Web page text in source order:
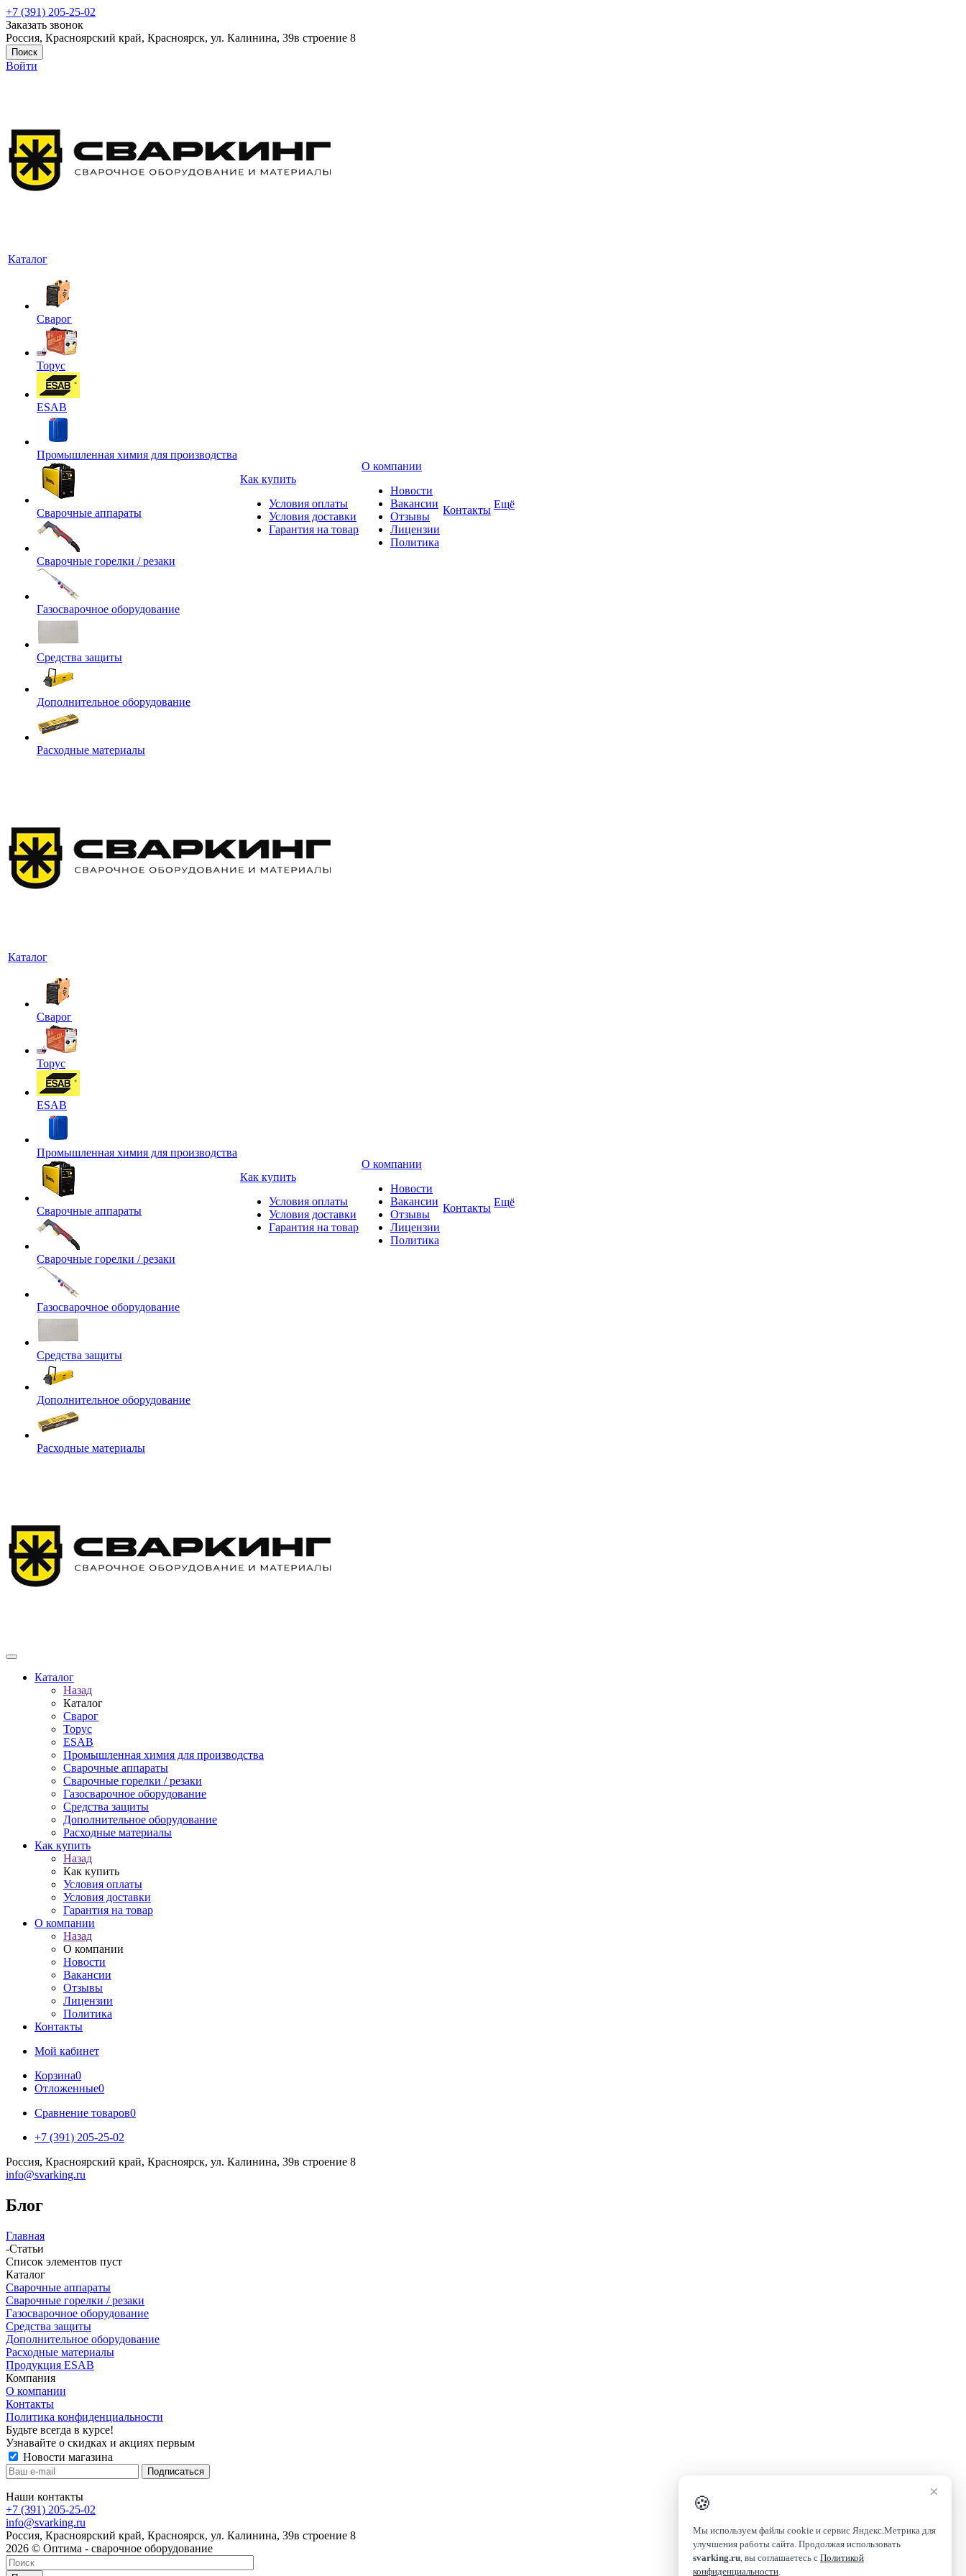
+7 (391) 205-25-02
Заказать звонок
Россия, Красноярский край, Красноярск, ул. Калинина, 39в строение 8
Поиск
Войти
Каталог
Сварог
Торус
ESAB
Промышленная химия для производства
Сварочные аппараты
Сварочные горелки / резаки
Газосварочное оборудование
Средства защиты
Дополнительное оборудование
Расходные материалы
Как купить
Условия оплаты
Условия доставки
Гарантия на товар
О компании
Новости
Вакансии
Отзывы
Лицензии
Политика
Контакты Ещё
Каталог
Сварог
Торус
ESAB
Промышленная химия для производства
Сварочные аппараты
Сварочные горелки / резаки
Газосварочное оборудование
Средства защиты
Дополнительное оборудование
Расходные материалы
Как купить
Условия оплаты
Условия доставки
Гарантия на товар
О компании
Новости
Вакансии
Отзывы
Лицензии
Политика
Контакты Ещё
Каталог
Назад
Каталог
Сварог
Торус
ESAB
Промышленная химия для производства
Сварочные аппараты
Сварочные горелки / резаки
Газосварочное оборудование
Средства защиты
Дополнительное оборудование
Расходные материалы
Как купить
Назад
Как купить
Условия оплаты
Условия доставки
Гарантия на товар
О компании
Назад
О компании
Новости
Вакансии
Отзывы
Лицензии
Политика
Контакты
Мой кабинет
Корзина0
Отложенные0
Сравнение товаров0
+7 (391) 205-25-02
Россия, Красноярский край, Красноярск, ул. Калинина, 39в строение 8
info@svarking.ru
Блог
Главная
-Статьи
Список элементов пуст
Каталог
Сварочные аппараты
Сварочные горелки / резаки
Газосварочное оборудование
Средства защиты
Дополнительное оборудование
Расходные материалы
Продукция ESAB
Компания
О компании
Контакты
Политика конфиденциальности
Будьте всегда в курсе!
Узнавайте о скидках и акциях первым
Новости магазина
Наши контакты
+7 (391) 205-25-02
info@svarking.ru
Россия, Красноярский край, Красноярск, ул. Калинина, 39в строение 8
2026 © Оптима - сварочное оборудование
×
🍪
Мы используем файлы cookie и сервис Яндекс.Метрика для
улучшения работы сайта. Продолжая использовать
svarking.ru, вы соглашаетесь с Политикой
конфиденциальности.